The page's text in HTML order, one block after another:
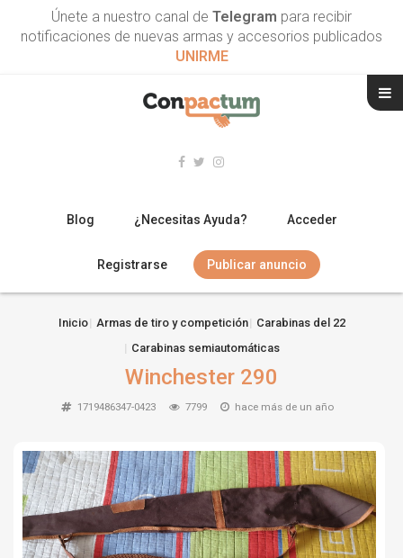
Únete a nuestro canal de Telegram para recibir
notificaciones de nuevas armas y accesorios publicados
UNIRME
Blog ¿Necesitas Ayuda? Acceder
Registrarse Publicar anuncio
AIRE COMPRIMIDO
OTRAS ARMAS
ACCESORIOS
Inicio Armas de tiro y competición
Carabinas del 22
Carabinas semiautomáticas
Winchester 290
1719486347-0423 7799 hace más de un año